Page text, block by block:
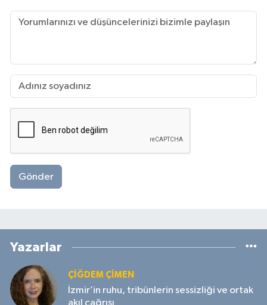
Gönder
Yazarlar
ÇIĞDEM ÇIMEN
İzmir’in ruhu, tribünlerin sessizliği ve ortak